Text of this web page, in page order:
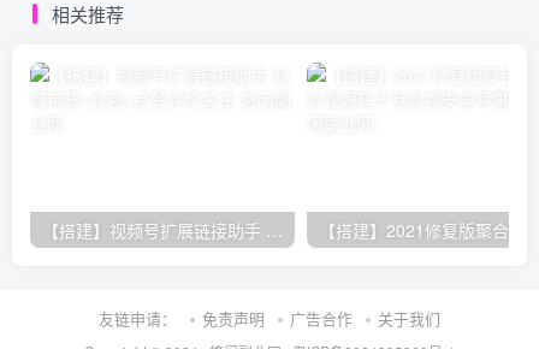
相关推荐
【搭建】视频号扩展链接助手 私域带货+红包+点赞评论关注
友链申请： 免责声明 广告合作 关于我们